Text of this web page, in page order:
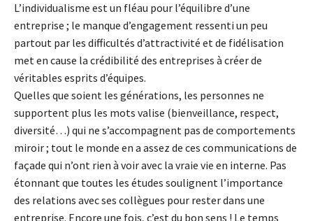
L’individualisme est un fléau pour l’équilibre d’une
entreprise ; le manque d’engagement ressenti un peu
partout par les difficultés d’attractivité et de fidélisation
met en cause la crédibilité des entreprises à créer de
véritables esprits d’équipes.
Quelles que soient les générations, les personnes ne
supportent plus les mots valise (bienveillance, respect,
diversité…) qui ne s’accompagnent pas de comportements
miroir ; tout le monde en a assez de ces communications de
façade qui n’ont rien à voir avec la vraie vie en interne. Pas
étonnant que toutes les études soulignent l’importance
des relations avec ses collègues pour rester dans une
entreprise. Encore une fois, c’est du bon sens ! Le temps